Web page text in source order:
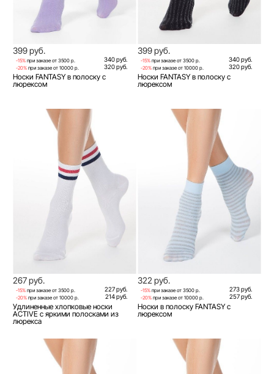
399 руб.
-15% при заказе от 3500 р. 340 руб.
-20% при заказе от 10000 р. 320 руб.
Носки FANTASY в полоску с
люрексом
399 руб.
-15% при заказе от 3500 р. 340 руб.
-20% при заказе от 10000 р. 320 руб.
Носки FANTASY в полоску с
люрексом
267 руб.
-15% при заказе от 3500 р. 227 руб.
-20% при заказе от 10000 р. 214 руб.
Удлиненные хлопковые носки
ACTIVE с яркими полосками из
люрекса
322 руб.
-15% при заказе от 3500 р. 273 руб.
-20% при заказе от 10000 р. 257 руб.
Носки в полоску FANTASY с
люрексом